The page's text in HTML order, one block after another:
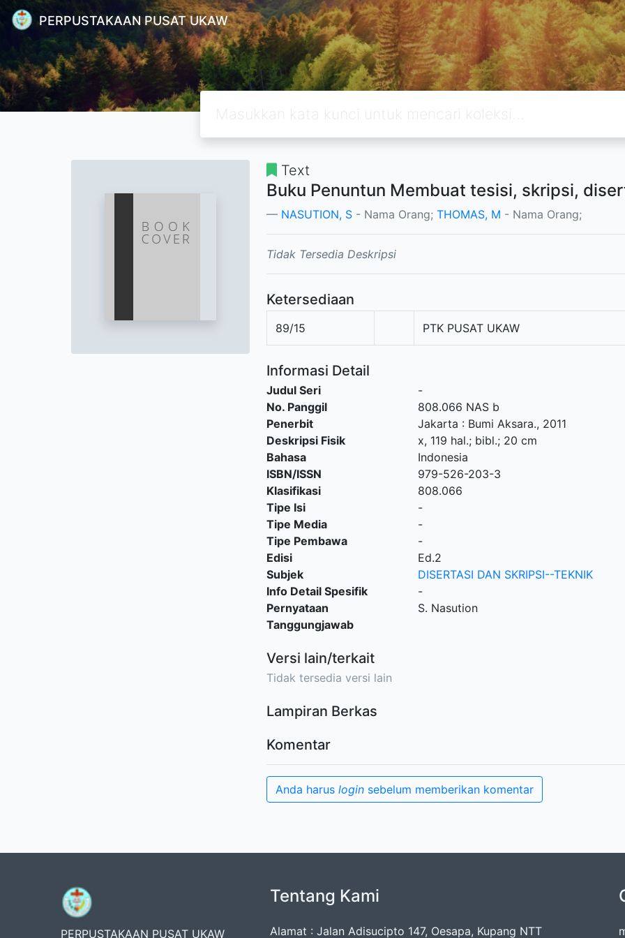
PERPUSTAKAAN PUSAT UKAW
Text
Buku Penuntun Membuat tesisi, skripsi,
NASUTION, S - Nama Orang; THOMAS, M - Nama Orang;
Tidak Tersedia Deskripsi
Ketersediaan
89/15 PTK PUSAT UKAW
Informasi Detail
Judul Seri
-
No. Panggil
808.066 NAS b
Penerbit
Jakarta : Bumi Aksara., 2011
Deskripsi Fisik
x, 119 hal.; bibl.; 20 cm
Bahasa
Indonesia
ISBN/ISSN
979-526-203-3
Klasifikasi
808.066
Tipe Isi
-
Tipe Media
-
Tipe Pembawa
-
Edisi
Ed.2
Subjek
DISERTASI DAN SKRIPSI--TEKNIK
Info Detail Spesifik
-
Pernyataan
Tanggungjawab
S. Nasution
Versi lain/terkait
Tidak tersedia versi lain
Lampiran Berkas
Komentar
Anda harus login sebelum memberikan komentar
PERPUSTAKAAN PUSAT UKAW
Tentang Kami
Alamat : Jalan Adisucipto 147, Oesapa, Kupang NTT